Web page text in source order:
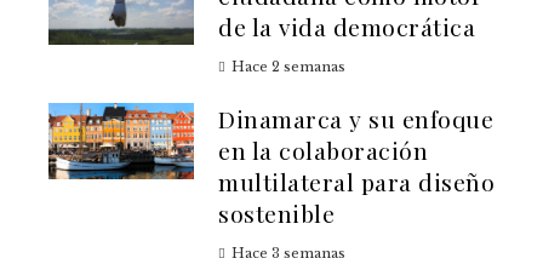
de la vida democrática
Hace 2 semanas
Dinamarca y su enfoque
en la colaboración
multilateral para diseño
sostenible
Hace 3 semanas